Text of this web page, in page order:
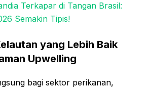
Terkapar di Tangan Brasil:
Semakin Tipis!
yang Lebih Baik
Upwelling
bagi sektor perikanan,